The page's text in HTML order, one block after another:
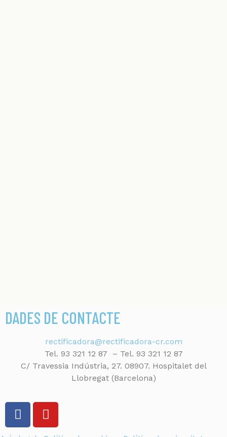
DADES DE CONTACTE
rectificadora@rectificadora-cr.com
Tel. 93 321 12 87 – Tel. 93 321 12 87
C/ Travessia Indústria, 27. 08907. Hospitalet del
Llobregat (Barcelona)